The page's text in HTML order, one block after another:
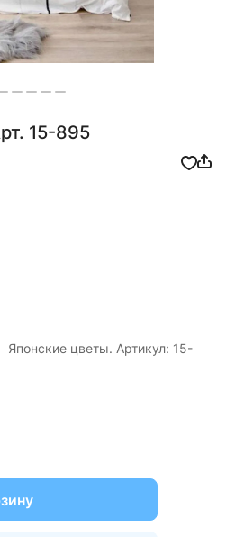
15-895
цветы. Артикул: 15-